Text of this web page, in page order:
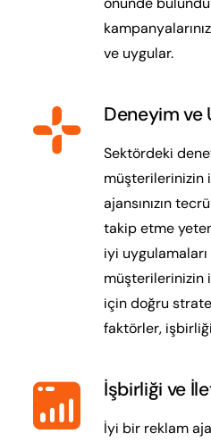
ve uygular.
Deneyim ve
Sektördeki
müşterilerinizin
ajansınızın
takip etme
iyi
müşterilerinizin
için doğru
faktörler,
İşbirliği ve
İyi bir reklam